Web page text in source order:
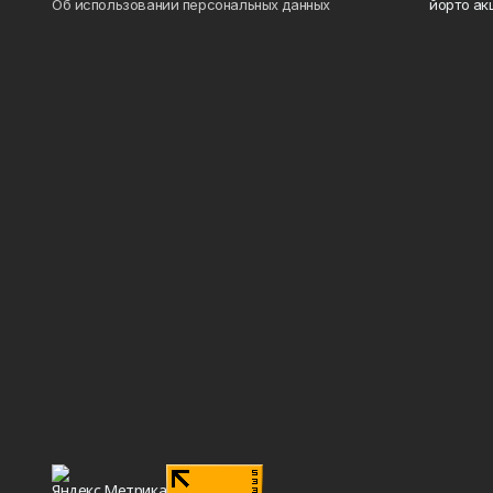
Об использовании персональных данных
йорто